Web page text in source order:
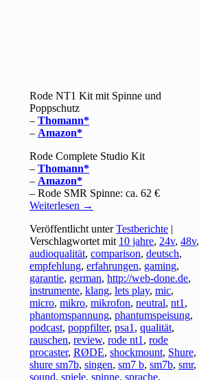
Rode NT1 Kit mit Spinne und
Poppschutz
–Thomann
– Amazon
Rode Complete Studio Kit
–Thomann
– Amazon
– Rode SMR Spinne: ca. 62 €
Weiterlesen →
Veröffentlicht unter Testberichte |
Verschlagwortet mit 10 jahre, 24v,48v,
audioqualität,comparison,deutsch,
empfehlung,erfahrungen, gaming,
garantie, german,http://web-done.de,
instrumente,klang,lets play,mic,
micro,mikro,mikrofon,neutral,nt1 ,
phantomspannung,phantumspeisung,
podcast,poppfilter,psa1 ,qualität,
rauschen,review,rode nt1 ,rode
procaster,RØDE,shockmount, Shure,
shure sm7b,singen,sm7 b,sm7b,smr,
sound,spiele,spinne,sprache,